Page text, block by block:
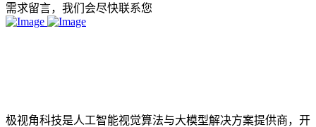
需求留言，我们会尽快联系您
极视角科技是人工智能视觉算法与大模型解决方案提供商，开